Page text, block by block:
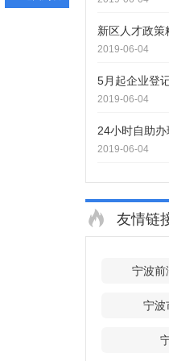
新区人才政策
2019-06-04
5月起企业登
2019-06-04
24小时自助办
2019-06-04
友情链
宁波前
宁波